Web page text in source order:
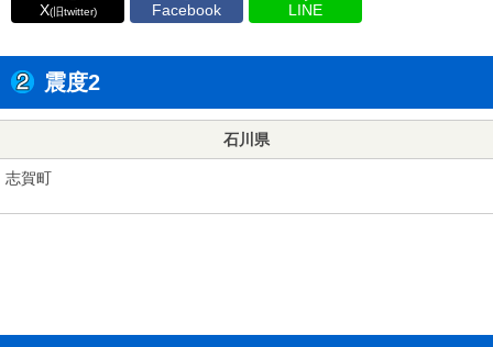
X(旧twitter) Facebook LINE
震度2
石川県
志賀町